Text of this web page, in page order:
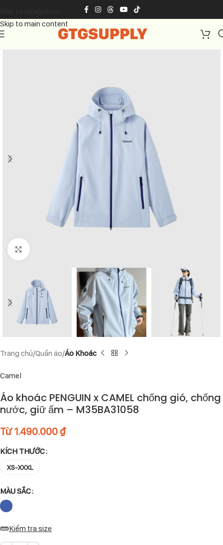
Skip to main content
Click to enlarge
Trang chủ Quần áo Áo Khoác
Camel
Áo khoác PENGUIN x CAMEL chống gió, chống
nước, giữ ấm – M35BA31058
Từ1.490.000 ₫
KÍCH THƯỚC
XS-XXXL
MÀU SẮC
Kiểm tra size